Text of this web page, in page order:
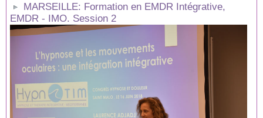
MARSEILLE: Formation en EMDR Intégrative,
EMDR - IMO. Session 2